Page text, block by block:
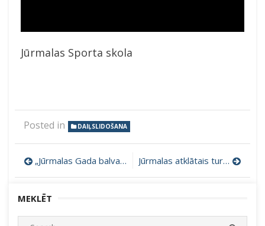
Jūrmalas Sporta skola
Posted in DAIĻSLIDOŠANA
Ziņu
izvēlne
„Jūrmalas Gada balvas sportā 2018” Ieguvēji no Jūrmalas Sporta skolas Jūrmalas atklātais turnīrs hokejā U13
MEKLĒT